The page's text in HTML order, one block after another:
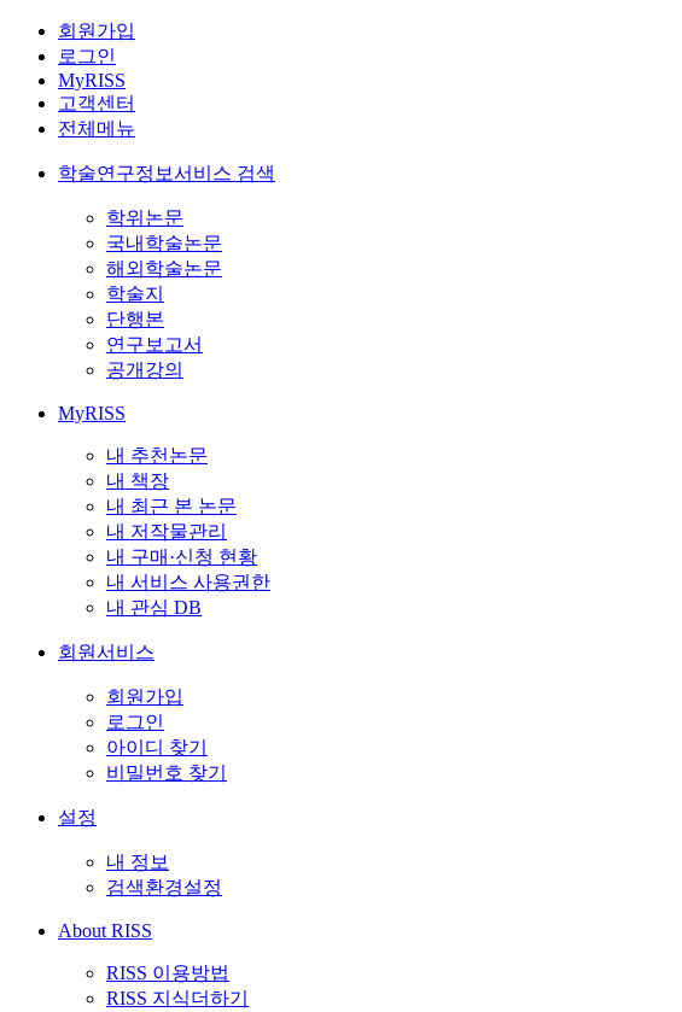
회원가입
로그인
MyRISS
고객센터
전체메뉴
학술연구정보서비스 검색
학위논문
국내학술논문
해외학술논문
학술지
단행본
연구보고서
공개강의
MyRISS
내 추천논문
내 책장
내 최근 본 논문
내 저작물관리
내 구매·신청 현황
내 서비스 사용권한
내 관심 DB
회원서비스
회원가입
로그인
아이디 찾기
비밀번호 찾기
설정
내 정보
검색환경설정
About RISS
RISS 이용방법
RISS 지식더하기